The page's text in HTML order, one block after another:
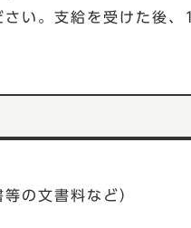
さい。支給を受けた後
の文書料など）